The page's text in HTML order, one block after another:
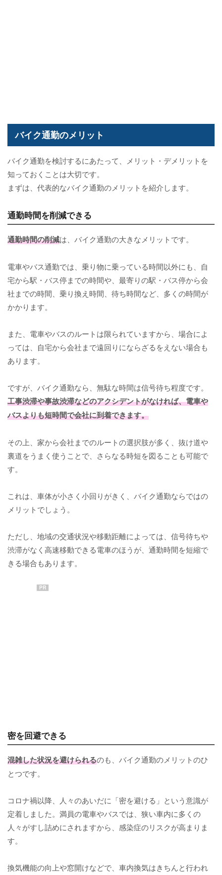
バイク通勤のメリット
バイク通勤を検討するにあたって、メリット・デメリットを
知っておくことは大切です。
まずは、代表的なバイク通勤のメリットを紹介します。
通勤時間を削減できる
通勤時間の削減は、バイク通勤の大きなメリットです。
電車やバス通勤では、乗り物に乗っている時間以外にも、自
宅から駅・バス停までの時間や、最寄りの駅・バス停から会
社までの時間、乗り換え時間、待ち時間など、多くの時間が
かかります。
また、電車やバスのルートは限られていますから、場合によ
っては、自宅から会社まで遠回りにならざるをえない場合も
あります。
ですが、バイク通勤なら、無駄な時間は信号待ち程度です。
工事渋滞や事故渋滞などのアクシデントがなければ、電車や
バスよりも短時間で会社に到着できます。
その上、家から会社までのルートの選択肢が多く、抜け道や
裏道をうまく使うことで、さらなる時短を図ることも可能で
す。
これは、車体が小さく小回りがきく、バイク通勤ならではの
メリットでしょう。
ただし、地域の交通状況や移動距離によっては、信号待ちや
渋滞がなく高速移動できる電車のほうが、通勤時間を短縮で
きる場合もあります。
PR
密を回避できる
混雑した状況を避けられるのも、バイク通勤のメリットのひ
とつです。
コロナ禍以降、人々のあいだに「密を避ける」という意識が
定着しました。満員の電車やバスでは、狭い車内に多くの
人々がすし詰めにされますから、感染症のリスクが高まりま
す。
換気機能の向上や窓開けなどで、車内換気はきちんと行われ